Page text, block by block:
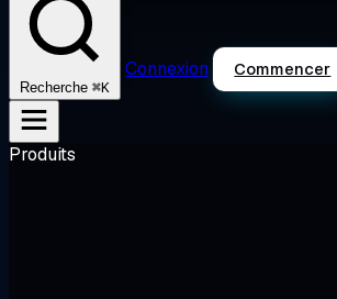
Recherche ⌘K
Connexion Commencer
Produits